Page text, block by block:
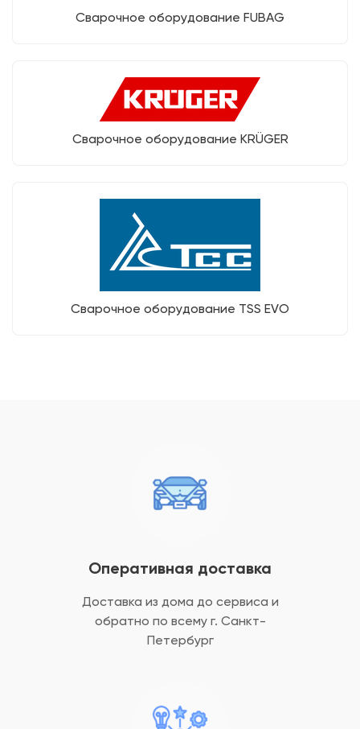
Сварочное оборудование FUBAG
Сварочное оборудование KRÜGER
Сварочное оборудование TSS EVO
Оперативная доставка
Доставка из дома до сервиса и
обратно по всему г. Санкт-
Петербург